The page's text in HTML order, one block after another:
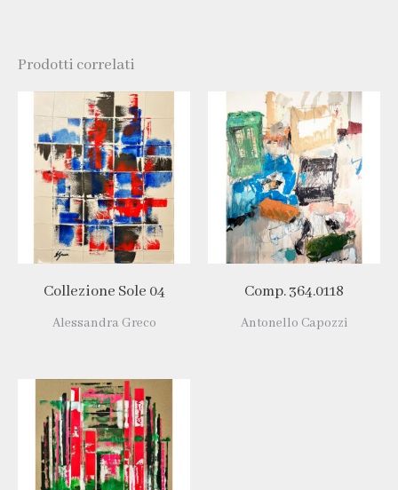
Prodotti correlati
Collezione Sole 04
Alessandra Greco
Comp. 364.0118
Antonello Capozzi